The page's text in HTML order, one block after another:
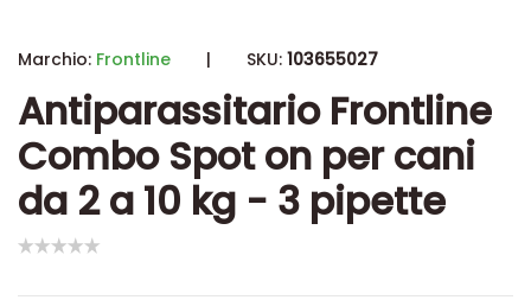
Marchio: Frontline | SKU: 103655027
Antiparassitario Frontline
Combo Spot on per cani
da 2 a 10 kg - 3 pipette